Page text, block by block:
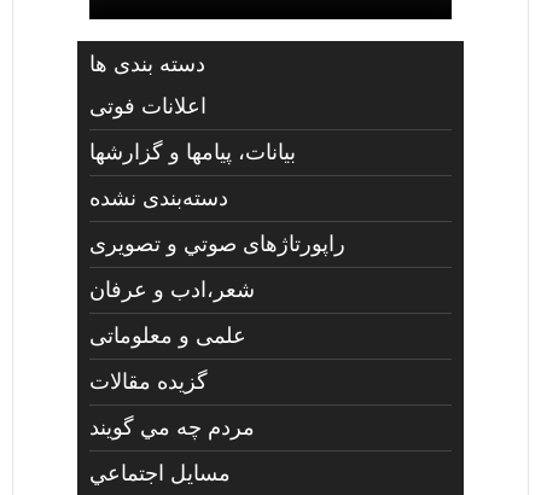
دسته بندی ها
اعلانات فوتی
بیانات، پیامها و گزارشها
دسته‌بندی نشده
راپورتاژهای صوتي و تصويری
شعر،ادب و عرفان
علمی و معلوماتی
گزیده مقالات
مردم چه مي گويند
مسايل اجتماعي